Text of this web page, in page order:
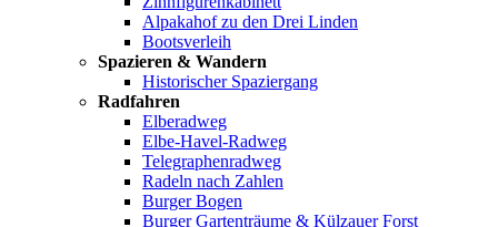
Alpakahof zu den Drei Linden
Bootsverleih
Spazieren & Wandern
Historischer Spaziergang
Radfahren
Elberadweg
Elbe-Havel-Radweg
Telegraphenradweg
Radeln nach Zahlen
Burger Bogen
Burger Gartenträume & Külzauer Forst